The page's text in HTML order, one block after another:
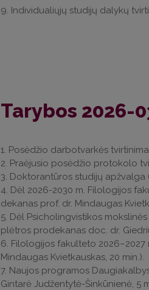
9. Individualiųjų studijų dalykų
Tarybos 2026-
1. Posėdžio darbotvarkės
2. Praėjusio posėdžio protokolo
3. Doktorantūros studijų apžvalga
4. Dėl 2026-2030 m. Filologijos
dekanas prof. dr. Mindaugas
5. Dėl Psicholingvistikos
plėtros prodekanas doc. dr.
6. Filologijos fakulteto
Mindaugas Kvietkauskas, 20 min.).
7. Naujos programos
Gintarė Judžentytė-Šinkūnienė, 5